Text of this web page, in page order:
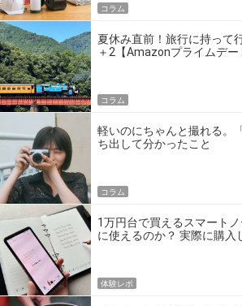
コラム
夏休み直前！旅行に持って
＋2【Amazonプライムデ
コラム
軽いのにちゃんと撮れる。
ち出して分かったこと
コラム
1万円台で買えるスマートノ
に使えるのか？ 実際に購入
体験レポ